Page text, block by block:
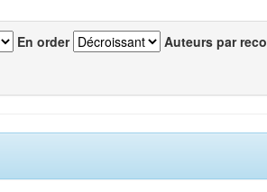
En order Auteurs par